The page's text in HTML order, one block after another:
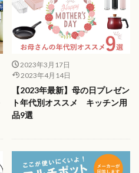
2023年3月17日
2023年4月14日
【2023年最新】母の日プレゼン
ト年代別オススメ キッチン用
品9選